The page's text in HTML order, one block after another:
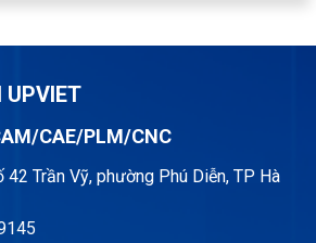
UPVIET
CAE/PLM/CNC
42 Trần Vỹ, phường Phú Diễn, TP Hà